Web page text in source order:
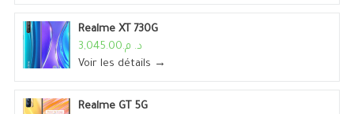
Realme XT 730G
د. م.3,045.00
Voir les détails →
Realme GT 5G